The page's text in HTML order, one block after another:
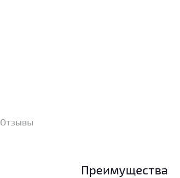
Отзывы
Преимущества